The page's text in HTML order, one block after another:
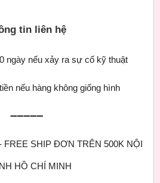
tin liên hệ
ngày nếu xảy ra sự cố kỹ thuật
nếu hàng không giống hình
➖➖➖➖➖
FREE SHIP ĐƠN TRÊN 500K NỘI
HỒ CHÍ MINH